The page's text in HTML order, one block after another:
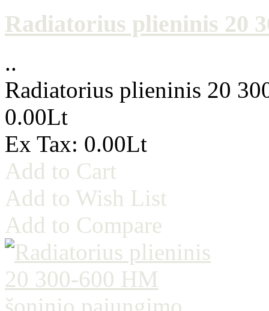
Radiatorius plieninis 20
..
Radiatorius plieninis 20
0.00Lt
Ex Tax: 0.00Lt
Add to Cart
Add to Wish List
Add to Compare